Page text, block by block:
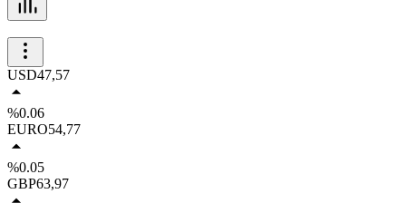
USD47,57
%0.06
EURO54,77
%0.05
GBP63,97